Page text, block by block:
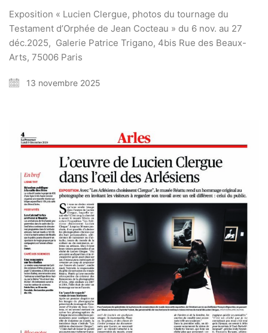
Exposition « Lucien Clergue, photos du tournage du
Testament d’Orphée de Jean Cocteau » du 6 nov. au 27
déc.2025, Galerie Patrice Trigano, 4bis Rue des Beaux-
Arts, 75006 Paris
13 novembre 2025